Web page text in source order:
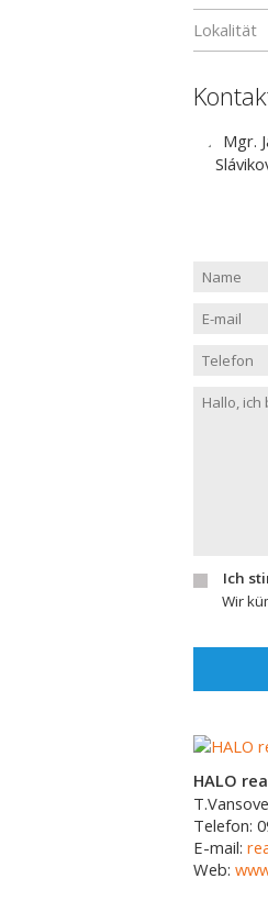
Lokalität
Ich
Wir
HALO
Telefon:
E-mail:
Web: